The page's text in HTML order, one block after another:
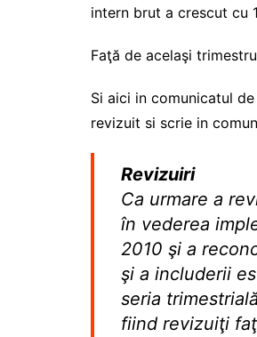
intern brut a crescut cu
Faţă de acelaşi
Si aici in comunicatul
revizuit si scrie in
Revizuiri
Ca urmare a
în vederea
2010 şi a
şi a includerii
seria
fiind revizuiţi